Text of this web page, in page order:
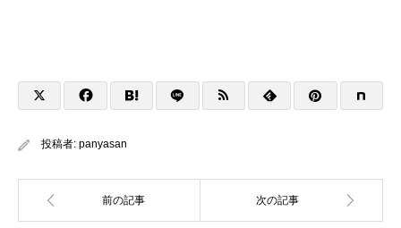
投稿者: panyasan